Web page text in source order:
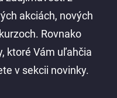
akciách, nových
Rovnako
ktoré Vám uľahčia
v sekcii novinky.